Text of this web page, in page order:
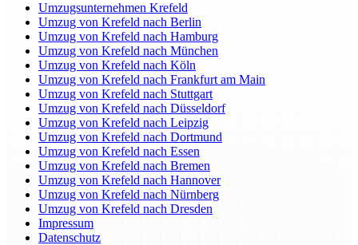
Umzugsunternehmen Krefeld
Umzug von Krefeld nach Berlin
Umzug von Krefeld nach Hamburg
Umzug von Krefeld nach München
Umzug von Krefeld nach Köln
Umzug von Krefeld nach Frankfurt am Main
Umzug von Krefeld nach Stuttgart
Umzug von Krefeld nach Düsseldorf
Umzug von Krefeld nach Leipzig
Umzug von Krefeld nach Dortmund
Umzug von Krefeld nach Essen
Umzug von Krefeld nach Bremen
Umzug von Krefeld nach Hannover
Umzug von Krefeld nach Nürnberg
Umzug von Krefeld nach Dresden
Impressum
Datenschutz